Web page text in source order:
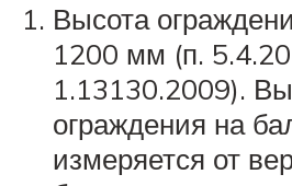
Высота
1200 мм (п.
1.13130.2009).
ограждения на
измеряется от